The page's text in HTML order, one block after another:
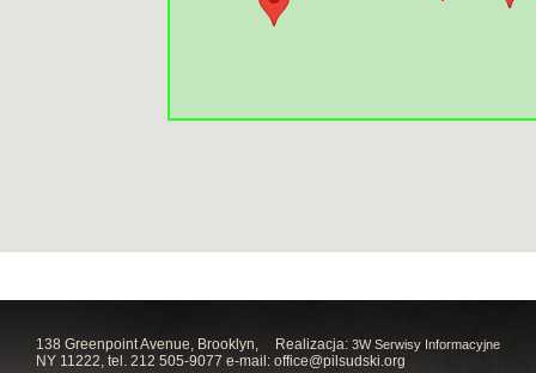
Realizacja: 3W Serwisy Informacyjne
138 Greenpoint Avenue, Brooklyn,
NY 11222, tel. 212 505-9077 e-mail: office@pilsudski.org